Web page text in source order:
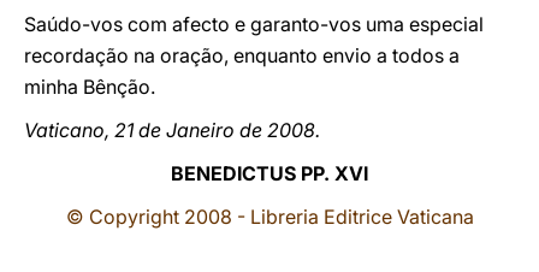
Saúdo-vos com afecto e garanto-vos uma especial
recordação na oração, enquanto envio a todos a
minha Bênção.
Vaticano, 21 de Janeiro de 2008.
BENEDICTUS PP. XVI
© Copyright 2008 - Libreria Editrice Vaticana